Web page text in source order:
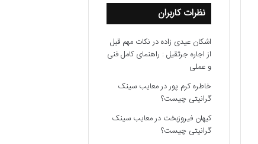
نظرات کاربران
اشکان عیدی زادهدرنکات مهم قبل
از اجاره جرثقیل : راهنمای کامل فنی
و عملی
خاطره کرم پوردرمعایب سینک
گرانیتی چیست؟
کیهان فیروزبخت درمعایب سینک
گرانیتی چیست؟